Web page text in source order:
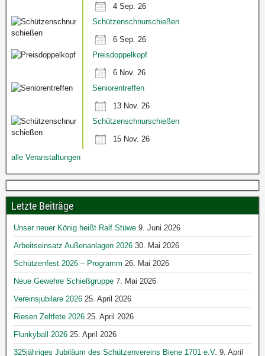
4 Sep. 26
Schützenschnurschießen
6 Sep. 26
Preisdoppelkopf
6 Nov. 26
Seniorentreffen
13 Nov. 26
Schützenschnurschießen
15 Nov. 26
alle Veranstaltungen
Letzte Beiträge
Unser neuer König heißt Ralf Stüwe 9. Juni 2026
Arbeitseinsatz Außenanlagen 2026 30. Mai 2026
Schützenfest 2026 – Programm 26. Mai 2026
Neue Gewehre Schießgruppe 7. Mai 2026
Vereinsjubilare 2026 25. April 2026
Riesen Zeltfete 2026 25. April 2026
Flunkyball 2026 25. April 2026
325jähriges Jubiläum des Schützenvereins Biene 1701 e.V. 9. April